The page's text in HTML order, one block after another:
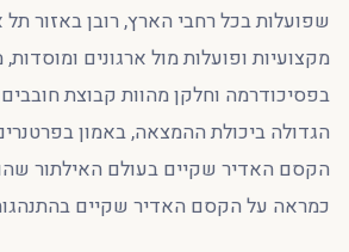
שפועלות בכל רחבי הארץ, רובן באזור
מקצועיות ופועלות מול ארגונים
בפסיכודרמה וחלקן מהוות קבוצת
הגדולה ביכולת ההמצאה, באמון
הקסם האדיר שקיים בעולם האילתור
כמראה על הקסם האדיר שקיים